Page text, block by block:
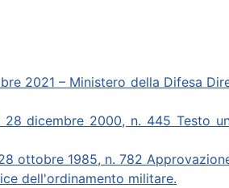
2021 – Ministero della Difesa
28 dicembre 2000, n. 445
28 ottobre 1985, n. 782
dell'ordinamento militare.